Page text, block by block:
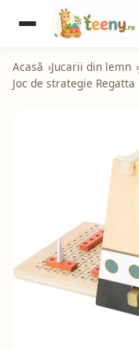
Acasă Jucarii din lemn
Joc de strategie Regatta